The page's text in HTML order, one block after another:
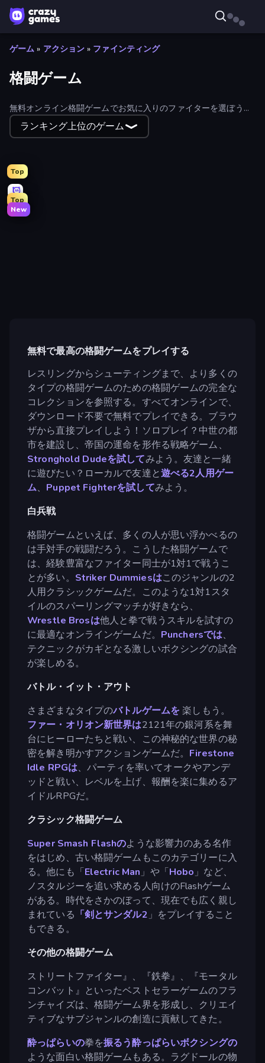
ゲーム » アクション » ファインティング
格闘ゲーム
無料オンライン格闘ゲームでお気に入りのファイターを選ぼう！
パンチアップ、ソードファイト、ガンバトルなど、エキサイティ
ングなタイトルから選べる。フィルターを使って最もプレイされ
ランキング上位のゲーム
Top
Top
New
無料で最高の格闘ゲームをプレイする
レスリングからシューティングまで、より多くの
タイプの格闘ゲームのための格闘ゲームの完全な
コレクションを参照する。すべてオンラインで、
ダウンロード不要で無料でプレイできる。ブラウ
ザから直接プレイしよう！ソロプレイ？中世の都
市を建設し、帝国の運命を形作る戦略ゲーム、
Stronghold Dudeを試してみよう。友達と一緒
に遊びたい？ローカルで友達と遊べる2人用ゲー
ム、 Puppet Fighterを試してみよう。
白兵戦
格闘ゲームといえば、多くの人が思い浮かべるの
は手対手の戦闘だろう。こうした格闘ゲームで
は、経験豊富なファイター同士が1対1で戦うこ
とが多い。 Striker Dummiesはこのジャンルの2
人用クラシックゲームだ。このような1対1スタ
イルのスパーリングマッチが好きなら、
Wrestle Brosは他人と拳で戦うスキルを試すの
に最適なオンラインゲームだ。 Punchersでは、
テクニックがカギとなる激しいボクシングの試合
が楽しめる。
バトル・イット・アウト
さまざまなタイプのバトルゲームを楽しもう。
ファー・オリオン新世界は2121年の銀河系を舞
台にヒーローたちと戦い、この神秘的な世界の秘
密を解き明かすアクションゲームだ。 Firestone
Idle RPGは、パーティを率いてオークやアンデ
ッドと戦い、レベルを上げ、報酬を楽に集めるア
イドルRPGだ。
クラシック格闘ゲーム
Super Smash Flashのような影響力のある名作
をはじめ、古い格闘ゲームもこのカテゴリーに入
る。他にも「Electric Man 」や「Hobo 」など、
ノスタルジーを追い求める人向けのFlashゲーム
がある。時代をさかのぼって、現在でも広く親し
まれている 「剣とサンダル2 」をプレイすること
もできる。
その他の格闘ゲーム
ストリートファイター』、『鉄拳』、『モータル
コンバット』といったベストセラーゲームのフラ
ンチャイズは、格闘ゲーム界を形成し、クリエイ
ティブなサブジャンルの創造に貢献してきた。
酔っぱらいの拳を振るう酔っぱらいボクシングの
ような面白い格闘ゲームもある。ラグドールの物